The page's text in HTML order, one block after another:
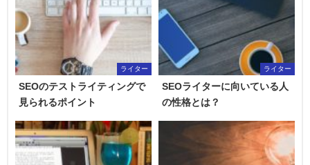
ライター
SEOのテストライティングで
見られるポイント
ライター
SEOライターに向いている人
の性格とは？